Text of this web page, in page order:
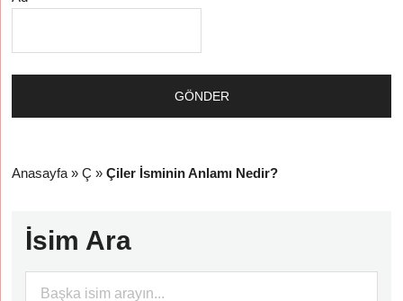
Anasayfa »Ç »Çiler İsminin Anlamı Nedir?
İsim Ara